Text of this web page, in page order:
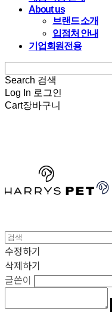
About us
브랜드 소개
입점처 안내
기업회원전용
Search 검색
Log In 로그인
Cart장바구니
수정하기
삭제하기
글쓴이